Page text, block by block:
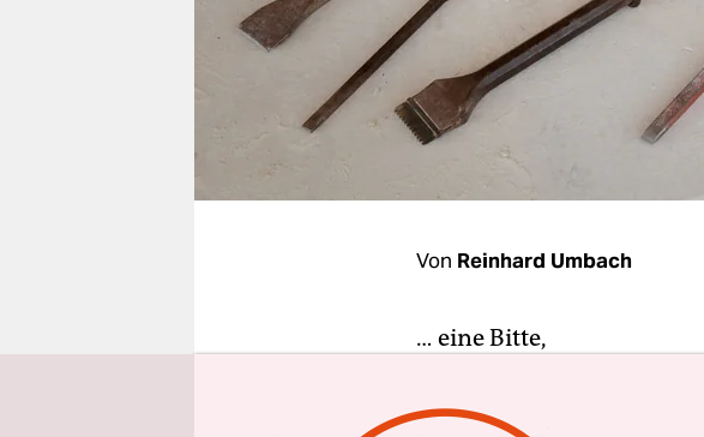
shop
fragen & hilfe
unterstützen
genossenschaft
Von Reinhard Umbach
… eine Bitte,
brav nach alter Kindersitte: